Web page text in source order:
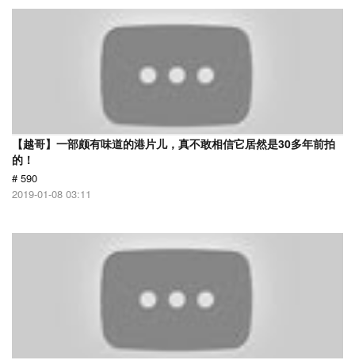
【越哥】一部颇有味道的港片儿，真不敢相信它居然是30多年前拍
的！
# 590
2019-01-08 03:11